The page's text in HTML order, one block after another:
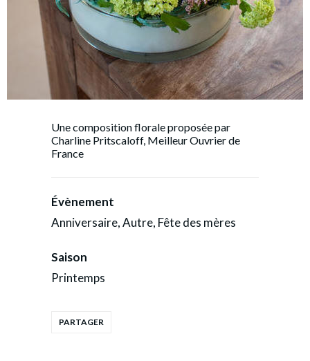
Une composition florale proposée par
Charline Pritscaloff, Meilleur Ouvrier de
France
Évènement
Anniversaire, Autre, Fête des mères
Saison
Printemps